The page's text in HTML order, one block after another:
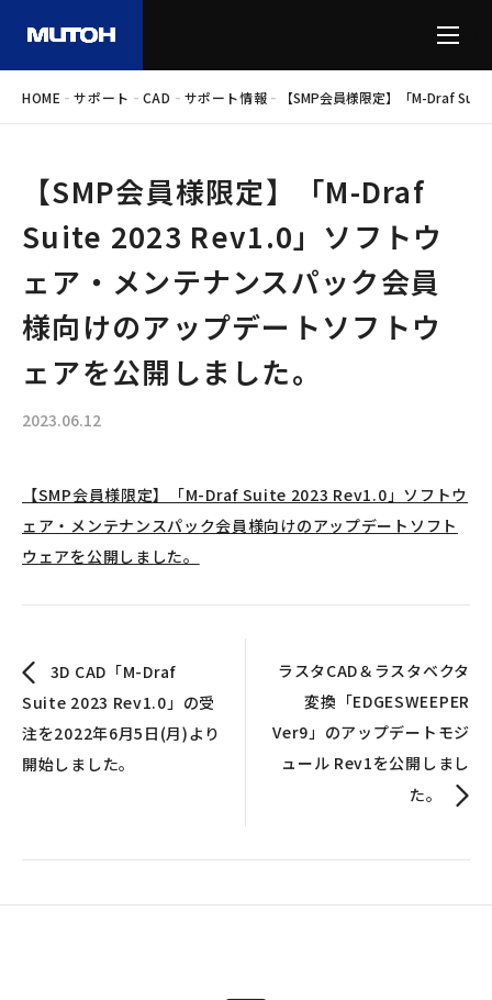
HOME -サポート - CAD - サポート情報 - 【SMP会員様限定】「M-Draf
【SMP会員様限定】「M-Draf
Suite 2023 Rev1.0」ソフトウ
ェア・メンテナンスパック会員
様向けのアップデートソフトウ
ェアを公開しました。
2023.06.12
【SMP会員様限定】「M-Draf Suite 2023 Rev1.0」ソフトウ
ェア・メンテナンスパック会員様向けのアップデートソフト
ウェアを公開しました。
3D CAD「M-Draf
Suite 2023 Rev1.0」の受
注を2022年6月5日(月)より
開始しました。
ラスタCAD＆ラスタベクタ
変換「EDGESWEEPER
Ver9」のアップデートモジ
ュール Rev1を公開しまし
た。